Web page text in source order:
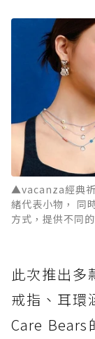
▲vacanza經典
緒代表小物， 同
方式，提供不同
此次推出多
戒指、耳環
Care